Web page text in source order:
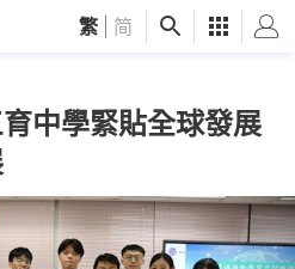
繁 简
中學緊貼全球發展